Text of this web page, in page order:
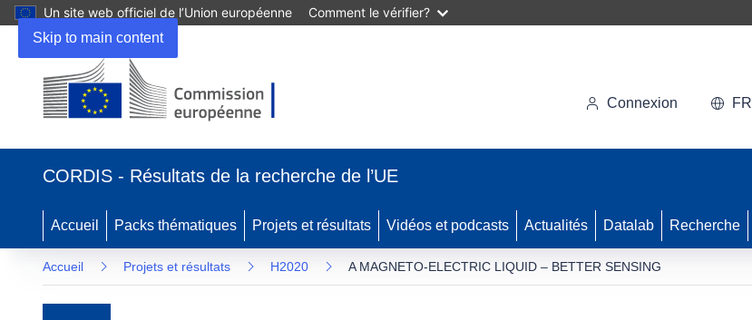
Skip to main content
Un site web officiel de l’Union européenne Comment le vérifier?
Connexion FR
CORDIS - Résultats de la recherche de l’UE
Accueil Packs thématiques Projets et résultats Vidéos et podcasts Actualités Datalab Recherche
Accueil Projets et résultats H2020 A MAGNETO-ELECTRIC LIQUID – BETTER SENSING